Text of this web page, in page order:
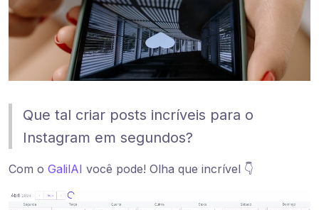
Que tal criar posts incríveis para o
Instagram em segundos?
Com o GalilAI você pode! Olha que incrível 👇